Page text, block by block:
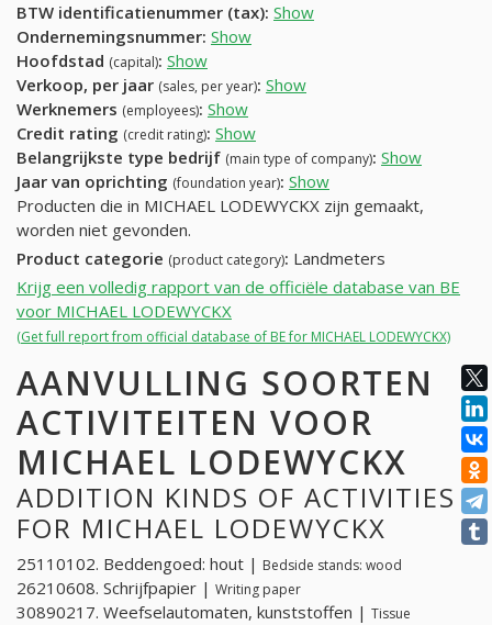
BTW identificatienummer (tax): Show
Ondernemingsnummer: Show
Hoofdstad (capital): Show
Verkoop, per jaar (sales, per year): Show
Werknemers (employees): Show
Credit rating (credit rating): Show
Belangrijkste type bedrijf (main type of company): Show
Jaar van oprichting (foundation year): Show
Producten die in MICHAEL LODEWYCKX zijn gemaakt,
worden niet gevonden.
Product categorie (product category): Landmeters
Krijg een volledig rapport van de officiële database van BE
voor MICHAEL LODEWYCKX
(Get full report from official database of BE for MICHAEL LODEWYCKX)
AANVULLING SOORTEN
ACTIVITEITEN VOOR
MICHAEL LODEWYCKX
ADDITION KINDS OF ACTIVITIES
FOR MICHAEL LODEWYCKX
25110102. Beddengoed: hout | Bedside stands: wood
26210608. Schrijfpapier | Writing paper
30890217. Weefselautomaten, kunststoffen | Tissue